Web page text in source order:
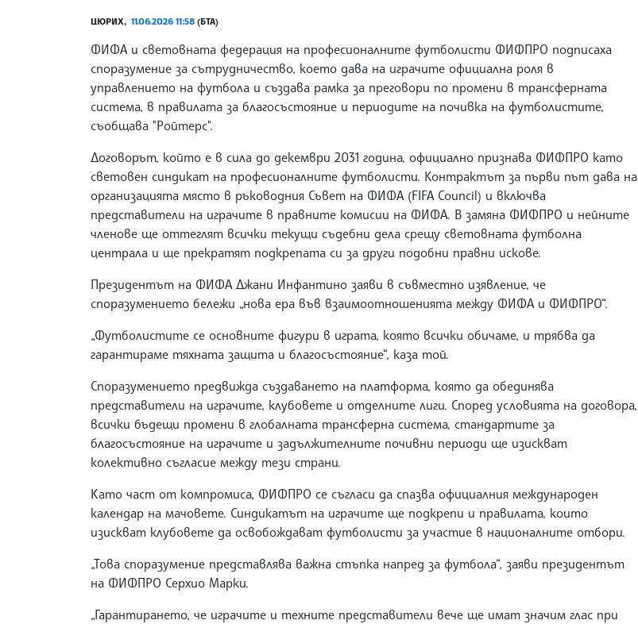
ЦЮРИХ, 11.06.2026 11:58 (БТА)
ФИФА и световната федерация на професионалните футболисти ФИФПРО подписаха
споразумение за сътрудничество, което дава на играчите официална роля в
управлението на футбола и създава рамка за преговори по промени в трансферната
система, в правилата за благосъстояние и периодите на почивка на футболистите,
съобщава "Ройтерс".
Договорът, който е в сила до декември 2031 година, официално признава ФИФПРО като
световен синдикат на професионалните футболисти. Контрактът за първи път дава на
организацията място в ръководния Съвет на ФИФА (FIFA Council) и включва
представители на играчите в правните комисии на ФИФА. В замяна ФИФПРО и нейните
членове ще оттеглят всички текущи съдебни дела срещу световната футболна
централа и ще прекратят подкрепата си за други подобни правни искове.
Президентът на ФИФА Джани Инфантино заяви в съвместно изявление, че
споразумението бележи „нова ера във взаимоотношенията между ФИФА и ФИФПРО“.
„Футболистите се основните фигури в играта, която всички обичаме, и трябва да
гарантираме тяхната защита и благосъстояние“, каза той.
Споразумението предвижда създаването на платформа, която да обединява
представители на играчите, клубовете и отделните лиги. Според условията на договора,
всички бъдещи промени в глобалната трансферна система, стандартите за
благосъстояние на играчите и задължителните почивни периоди ще изискват
колективно съгласие между тези страни.
Като част от компромиса, ФИФПРО се съгласи да спазва официалния международен
календар на мачовете. Синдикатът на играчите ще подкрепи и правилата, които
изискват клубовете да освобождават футболисти за участие в националните отбори.
„Това споразумение представлява важна стъпка напред за футбола“, заяви президентът
на ФИФПРО Серхио Марки.
„Гарантирането, че играчите и техните представители вече ще имат значим глас при